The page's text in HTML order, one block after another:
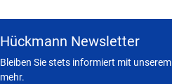
Hückmann Newsletter
Bleiben Sie stets informiert mit
mehr.